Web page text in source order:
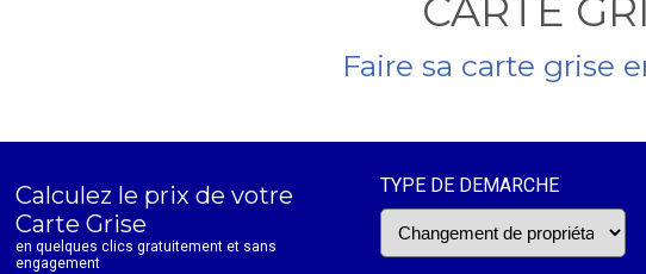
CARTE
Faire sa carte grise
Calculez le prix de votre
Carte Grise
en quelques clics gratuitement et sans
engagement
TYPE DE DEMARCHE